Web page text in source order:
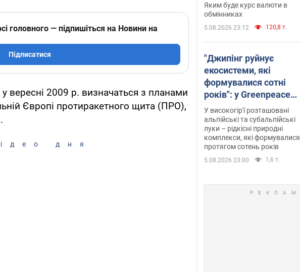
головного — підпишіться на Новини на
Підписатися
2009 р. визначаться з планами
Європі протиракетного щита (ПРО),
дня
Яким буде курс валюти в
обмінниках
5.08.2026 23:12 120,8 т.
"Джипінг руйнує
екосистеми, які
формувалися сотні
років": у Greenpeace
забили на сполох
У високогір'ї розташовані
альпійські та субальпійські
луки – рідкісні природні
комплекси, які формувалися
протягом сотень років
5.08.2026 23:00 1,6 т.